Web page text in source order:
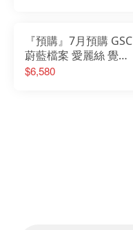
『預購』7月預購 GSC
蔚藍檔案 愛麗絲 覺醒
吧 Supernova 1/7
$6,580